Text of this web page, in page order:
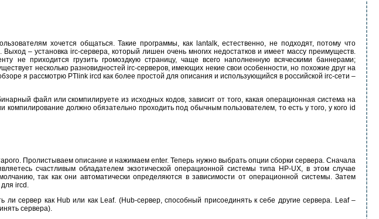
хочется общаться. Такие программы, как lantalk, естественно, не подходят, потому что
– установка irc-сервера, который лишен очень многих недостатков и имеет массу преимуществ.
не приходится грузить громоздкую страницу, чаще всего наполненную всяческими баннерами;
несколько разновидностей irc-серверов, имеющих некие свои особенности, но похожие друг на
я рассмотрю PTlink ircd как более простой для описания и использующийся в российской irc-сети –
файл или скомпилируете из исходных кодов, зависит от того, какая операционная система на
компилирование должно обязательно проходить под обычным пользователем, то есть у того, у кого id
Пролистываем описание и нажимаем enter. Теперь нужно выбрать опции сборки сервера. Сначала
счастливым обладателем экзотической операционной системы типа HP-UX, в этом случае
так как они автоматически определяются в зависимости от операционной системы. Затем
ircd.
сервер как Hub или как Leaf. (Hub-сервер, способный присоединять к себе другие сервера. Leaf –
сервера).